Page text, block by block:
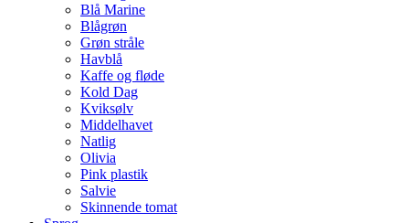
Blå Marine
Blågrøn
Grøn stråle
Havblå
Kaffe og fløde
Kold Dag
Kviksølv
Middelhavet
Natlig
Olivia
Pink plastik
Salvie
Skinnende tomat